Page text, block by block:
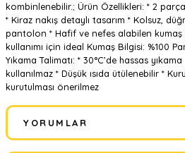
kombinlenebilir.; Ürün Özellikleri: * 2
* Kiraz nakış detaylı tasarım * Kolsuz,
pantolon * Hafif ve nefes alabilen kumaş
kullanımı için ideal Kumaş Bilgisi: %100
Yıkama Talimatı: * 30°C’de hassas yıkama
kullanılmaz * Düşük ısıda ütülenebilir *
kurutulması önerilmez
YORUMLAR